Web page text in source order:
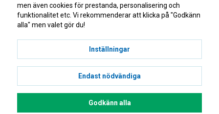
Highlights på Tiktok
© 2001–2026 Highlights/KR Distribution AB.
men även cookies för prestanda, personalisering och
funktionalitet etc. Vi rekommenderar att klicka på "Godkänn
alla" men valet gör du!
Inställningar
Endast nödvändiga
Godkänn alla